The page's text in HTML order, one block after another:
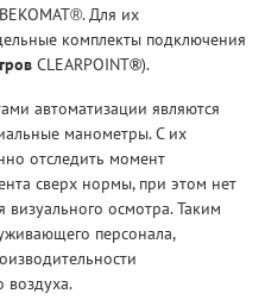
Для их
комплекты подключения
CLEARPOINT®).
автоматизации являются
манометры. С их
отследить момент
сверх нормы, при этом нет
визуального осмотра. Таким
персонала,
воздуха.